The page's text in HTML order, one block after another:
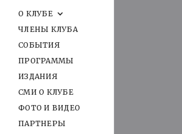
О КЛУБЕ
ЧЛЕНЫ КЛУБА
СОБЫТИЯ
ПРОГРАММЫ
ИЗДАНИЯ
СМИ О КЛУБЕ
ФОТО И ВИДЕО
ПАРТНЕРЫ